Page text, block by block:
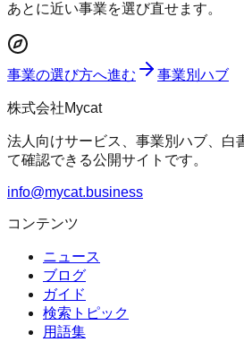
あとに近い事業を選び直せます。
事業の選び方へ進む 事業別ハブ
株式会社Mycat
法人向けサービス、事業別ハブ、白
て確認できる公開サイトです。
info@mycat.business
コンテンツ
ニュース
ブログ
ガイド
検索トピック
用語集